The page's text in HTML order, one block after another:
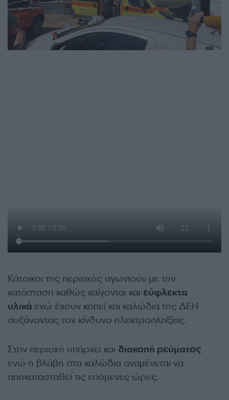
Κάτοικοι της περιοχής αγωνιούν με την
κατάσταση καθώς καίγονται και εύφλεκτα
υλικά ενώ έχουν κοπεί και καλώδια της ΔΕΗ
αυξάνοντας τον κίνδυνο ηλεκτροπληξίας.
Στην περιοχή υπάρχει και διακοπή ρεύματος
ενώ η βλάβη στα καλώδια αναμένεται να
αποκατασταθεί τις επόμενες ώρες.